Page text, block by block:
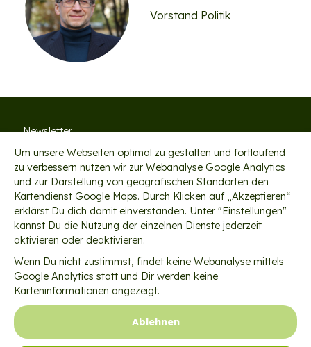
Vorstand Politik
Newsletter
Tätigkeitsberichte
Jobs
Kontakt
Satzung
Datenschutzeinstellungen
Datenschutz
Um unsere Webseiten optimal zu gestalten und fortlaufend
zu verbessern nutzen wir zur Webanalyse Google Analytics
und zur Darstellung von geografischen Standorten den
Kartendienst Google Maps. Durch Klicken auf „Akzeptieren“
erklärst Du dich damit einverstanden. Unter "Einstellungen"
kannst Du die Nutzung der einzelnen Dienste jederzeit
aktivieren oder deaktivieren.
Wenn Du nicht zustimmst, findet keine Webanalyse mittels
Google Analytics statt und Dir werden keine
Karteninformationen angezeigt.
Ablehnen